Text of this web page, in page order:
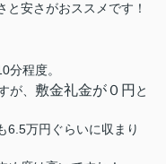
と安さがおススメです！
分程度。
が、 敷金礼金が０円 と
6.5万円ぐらいに収まり